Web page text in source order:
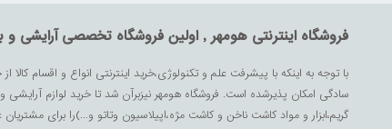
فروشگاه اینترنتی هومهر , اولین فروشگاه تخصصی آرایشی و
با توجه به اینکه با پیشرفت علم و تکنولوژی،خرید اینترنتی انواع و اقسام کالا
سادگی امکان پذیرشده است. فروشگاه هومهر نیزبرآن شد تا خرید لوازم
گریم،ابزار و مواد کاشت ناخن و کاشت مژه،اپیلاسیون وتاتو و...)را برای